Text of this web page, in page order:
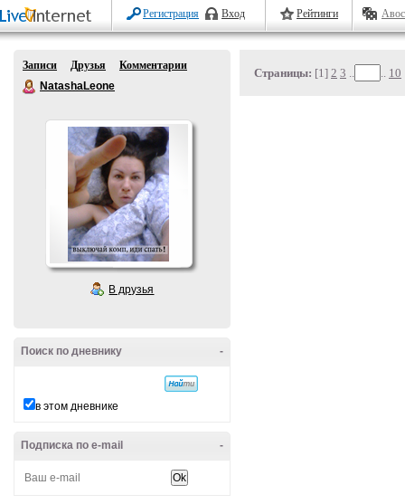
Регистрация Вход Рейтинги
Записи Друзья
Комментарии
NatashaLeone
В друзья
-
Поиск по дневнику
в этом дневнике
-
Подписка по e-mail
Страницы: [1] 2 3 .. .. 10